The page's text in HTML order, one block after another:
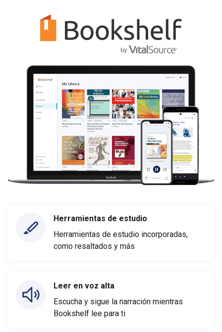
Herramientas de estudio
Herramientas de estudio incorporadas,
como resaltados y más
Leer en voz alta
Escucha y sigue la narración mientras
Bookshelf lee para ti